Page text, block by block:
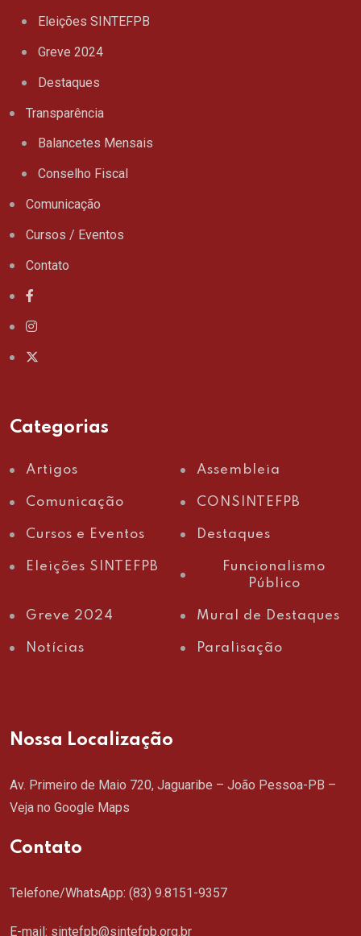
Eleições SINTEFPB
Greve 2024
Destaques
Transparência
Balancetes Mensais
Conselho Fiscal
Comunicação
Cursos / Eventos
Contato
Categorias
Artigos Assembleia
Comunicação CONSINTEFPB
Cursos e Eventos Destaques
Eleições SINTEFPB
Funcionalismo
Público
Greve 2024 Mural de Destaques
Notícias Paralisação
Nossa Localização
Av. Primeiro de Maio 720, Jaguaribe – João Pessoa-PB –
Veja no Google Maps
Contato
Telefone/WhatsApp: (83) 9.8151-9357
E-mail: sintefpb@sintefpb.org.br